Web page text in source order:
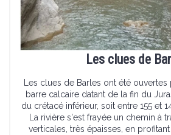
Les clues de
Les clues de Barles ont été
barre calcaire datant de la fin du
du crétacé inférieur, soit entre 155 et
La rivière s'est frayée un chemin à
verticales, très épaisses, en